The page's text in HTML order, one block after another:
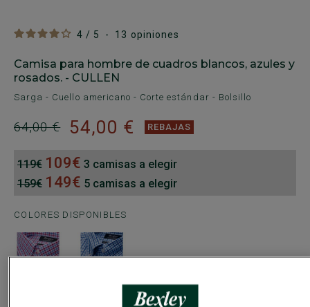
4 / 5 - 13 opiniones
Camisa para hombre de cuadros blancos, azules y
rosados. - CULLEN
Sarga - Cuello americano - Corte estándar - Bolsillo
64,00 € 54,00 € REBAJAS
119€ 109€ 3 camisas a elegir
159€ 149€ 5 camisas a elegir
COLORES DISPONIBLES